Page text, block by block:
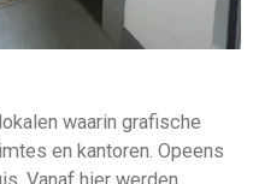
waarin grafische
en kantoren. Opeens
Vanaf hier werden